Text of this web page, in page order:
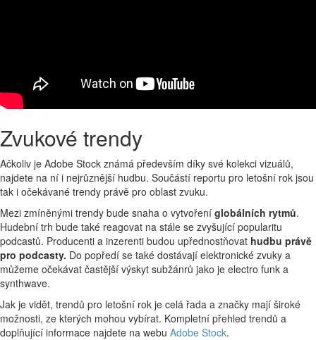
Zvukové trendy
Ačkoliv je Adobe Stock známá především díky své kolekci vizuálů,
najdete na ní i nejrůznější hudbu. Součástí reportu pro letošní rok jsou
tak i očekávané trendy právě pro oblast zvuku.
Mezi zmíněnými trendy bude snaha o vytvoření globálních rytmů.
Hudební trh bude také reagovat na stále se zvyšující popularitu
podcastů. Producenti a inzerenti budou upřednostňovat hudbu právě
pro podcasty. Do popředí se také dostávají elektronické zvuky a
můžeme očekávat častější výskyt subžánrů jako je electro funk a
synthwave.
Jak je vidět, trendů pro letošní rok je celá řada a značky mají široké
možnosti, ze kterých mohou vybírat. Kompletní přehled trendů a
doplňující informace najdete na webu Adobe Stock.